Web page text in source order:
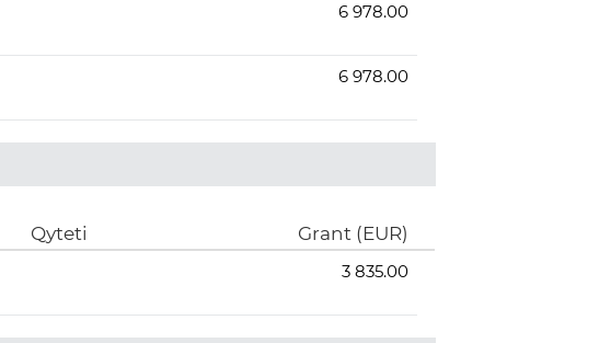
6 978.00
6 978.00
Qyteti Grant (EUR)
3 835.00